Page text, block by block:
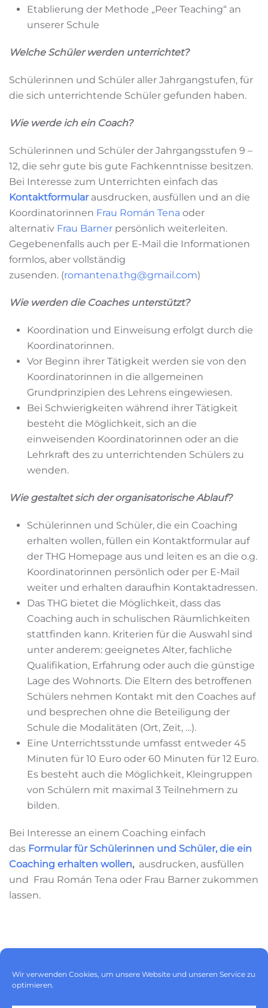
Wir verwenden Cookies, um unsere Website und unseren Service zu
optimieren.
Etablierung der Methode „Peer Teaching“ an
unserer Schule
Welche Schüler werden unterrichtet?
Schülerinnen und Schüler aller Jahrgangstufen, für
die sich unterrichtende Schüler gefunden haben.
Wie werde ich ein Coach?
Schülerinnen und Schüler der Jahrgangsstufen 9 –
12, die sehr gute bis gute Fachkenntnisse besitzen.
Bei Interesse zum Unterrichten einfach das
Kontaktformularausdrucken, ausfüllen und an die
Koordinatorinnen Frau Román Tena oder
alternativ Frau Barner persönlich weiterleiten.
Gegebenenfalls auch per E-Mail die Informationen
formlos, aber vollständig
zusenden. (romantena.thg@gmail.com)
Wie werden die Coaches unterstützt?
Koordination und Einweisung erfolgt durch die
Koordinatorinnen.
Vor Beginn ihrer Tätigkeit werden sie von den
Koordinatorinnen in die allgemeinen
Grundprinzipien des Lehrens eingewiesen.
Bei Schwierigkeiten während ihrer Tätigkeit
besteht die Möglichkeit, sich an die
einweisenden Koordinatorinnen oder an die
Lehrkraft des zu unterrichtenden Schülers zu
wenden.
Wie gestaltet sich der organisatorische Ablauf?
Schülerinnen und Schüler, die ein Coaching
erhalten wollen, füllen ein Kontaktformular auf
der THG Homepage aus und leiten es an die o.g.
Koordinatorinnen persönlich oder per E-Mail
weiter und erhalten daraufhin Kontaktadressen.
Das THG bietet die Möglichkeit, dass das
Coaching auch in schulischen Räumlichkeiten
stattfinden kann. Kriterien für die Auswahl sind
unter anderem: geeignetes Alter, fachliche
Qualifikation, Erfahrung oder auch die günstige
Lage des Wohnorts. Die Eltern des betroffenen
Schülers nehmen Kontakt mit den Coaches auf
und besprechen ohne die Beteiligung der
Schule die Modalitäten (Ort, Zeit, …).
Eine Unterrichtsstunde umfasst entweder 45
Minuten für 10 Euro oder 60 Minuten für 12 Euro.
Es besteht auch die Möglichkeit, Kleingruppen
von Schülern mit maximal 3 Teilnehmern zu
bilden.
Bei Interesse an einem Coaching einfach
das Formular für Schülerinnen und Schüler, die ein
Coaching erhalten wollen, ausdrucken, ausfüllen
und Frau Román Tena oder Frau Barner zukommen
lassen.
Impressum|Datenschutz|
Cookie-Richtlinie (EU)